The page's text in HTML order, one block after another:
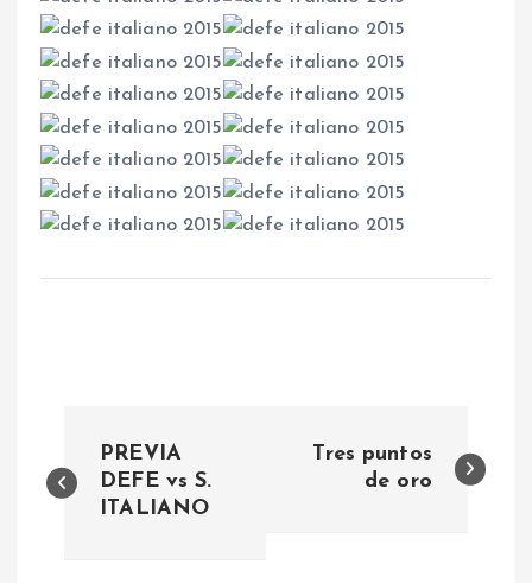
a
PREVIA
DEFE vs S.
ITALIANO
Tres puntos
de oro